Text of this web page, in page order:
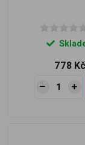
778 Kč